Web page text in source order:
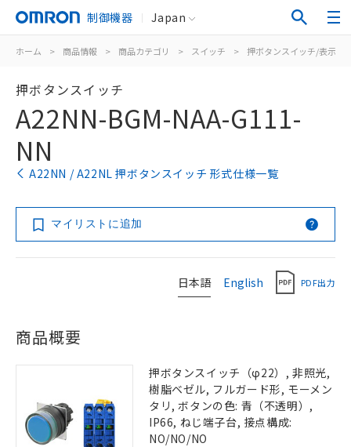
制御機器 Japan
ホーム > 商品情報 > 商品カテゴリ > スイッチ > 押ボタンスイッチ/表示灯
押ボタンスイッチ
A22NN-BGM-NAA-G111-
NN
A22NN / A22NL 押ボタンスイッチ 形式仕様一覧
マイリストに追加
日本語 English PDF出力
商品概要
押ボタンスイッチ（φ22）, 非照光,
樹脂ベゼル, フルガード形, モーメン
タリ, ボタンの色: 青（不透明）,
IP66, ねじ端子台, 接点構成:
NO/NO/NO